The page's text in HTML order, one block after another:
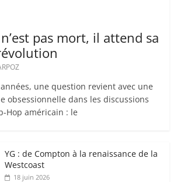
pas mort, il attend sa
une question revient avec une
obsessionnelle dans les discussions
Hop américain : le
YG : de Compton à la renaissance de la
Westcoast
18 juin 2026